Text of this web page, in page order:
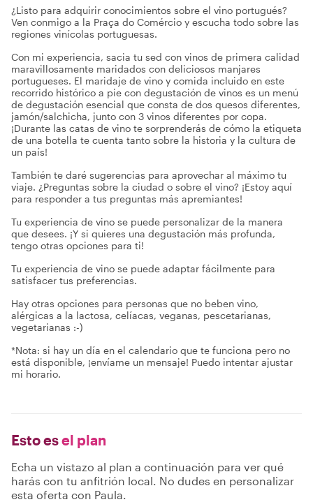
¿Listo para adquirir conocimientos sobre el vino portugués?
Ven conmigo a la Praça do Comércio y escucha todo sobre las
regiones vinícolas portuguesas.
Con mi experiencia, sacia tu sed con vinos de primera calidad
maravillosamente maridados con deliciosos manjares
portugueses. El maridaje de vino y comida incluido en este
recorrido histórico a pie con degustación de vinos es un menú
de degustación esencial que consta de dos quesos diferentes,
jamón/salchicha, junto con 3 vinos diferentes por copa.
¡Durante las catas de vino te sorprenderás de cómo la etiqueta
de una botella te cuenta tanto sobre la historia y la cultura de
un país!
También te daré sugerencias para aprovechar al máximo tu
viaje. ¿Preguntas sobre la ciudad o sobre el vino? ¡Estoy aquí
para responder a tus preguntas más apremiantes!
Tu experiencia de vino se puede personalizar de la manera
que desees. ¡Y si quieres una degustación más profunda,
tengo otras opciones para ti!
Tu experiencia de vino se puede adaptar fácilmente para
satisfacer tus preferencias.
Hay otras opciones para personas que no beben vino,
alérgicas a la lactosa, celíacas, veganas, pescetarianas,
vegetarianas :-)
*Nota: si hay un día en el calendario que te funciona pero no
está disponible, ¡envíame un mensaje! Puedo intentar ajustar
mi horario.
Esto esel plan
Echa un vistazo al plan a continuación para ver qué
harás con tu anfitrión local. No dudes en personalizar
esta oferta con Paula.